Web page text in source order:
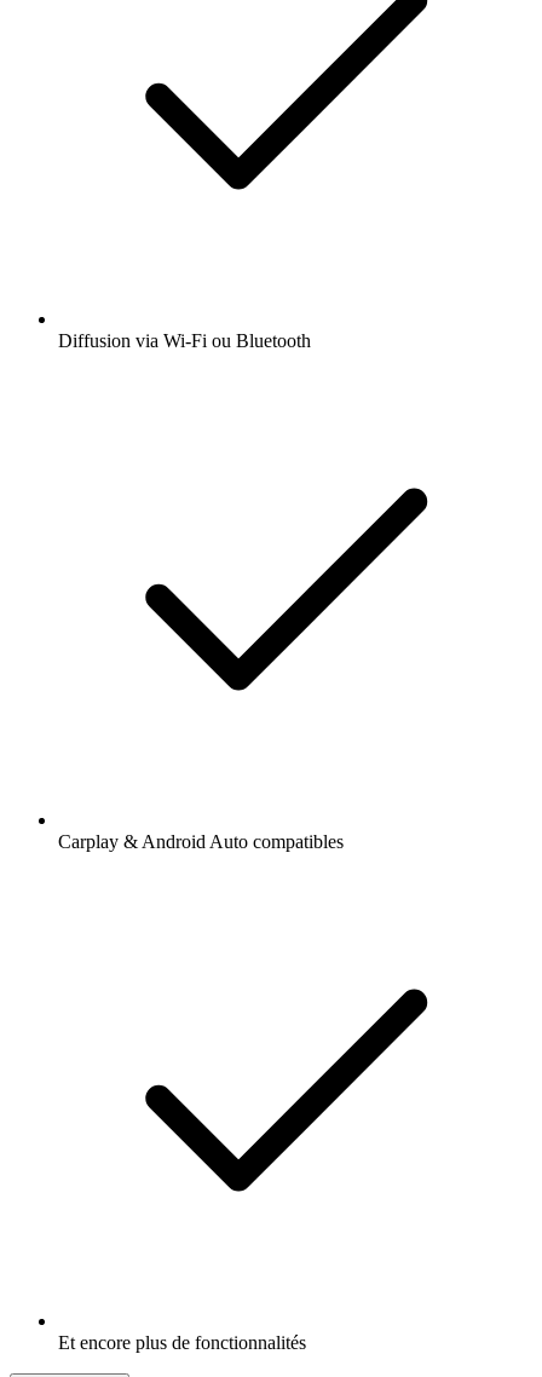
Diffusion via Wi-Fi ou Bluetooth
Carplay & Android Auto compatibles
Et encore plus de fonctionnalités